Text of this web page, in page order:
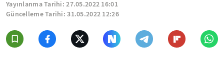
Yayınlanma Tarihi:27.05.2022 16:01
Güncelleme Tarihi:31.05.2022 12:26